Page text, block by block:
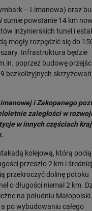
– Limanowa) oraz
sumie powstanie 14 km
inżynierskich tunel i
mogły rozpędzić się do
Infrastruktura będzie
poprzez budowę
bezkolizyjnych
i Zakopanego
zaległości w
w innych częściach
kolejową, którą
przeszło 2 km i średniej
przekroczyć dolinę potoku
o długości niemal 2 km.
na południu Małopolski.
po wybudowaniu całego